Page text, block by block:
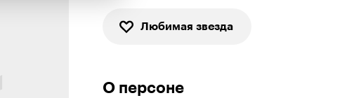
Любимая звезда
О персоне